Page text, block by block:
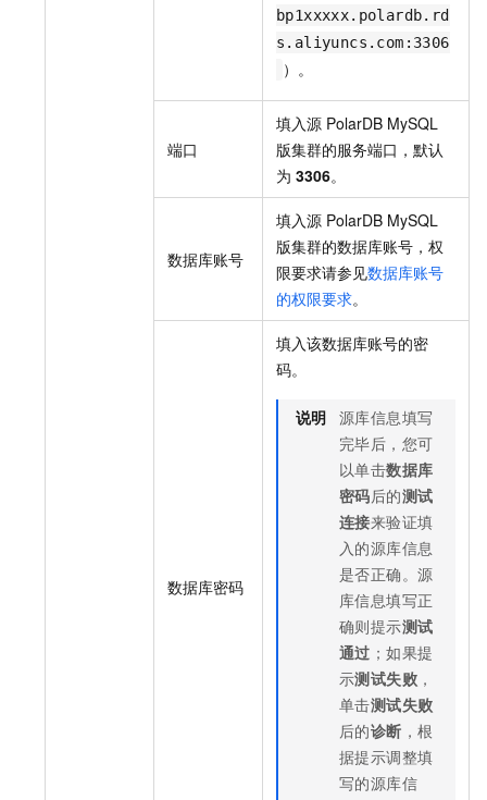
bp1xxxxx.polardb.rd
s.aliyuncs.com:3306
）。
端口
填入源 PolarDB MySQL
版集群的服务端口，默认
为 3306。
数据库账号
填入源 PolarDB MySQL
版集群的数据库账号，权
限要求请参见数据库账号
的权限要求。
数据库密码
填入该数据库账号的密
码。
说明 源库信息填写
完毕后，您可
以单击数据库
密码后的测试
连接来验证填
入的源库信息
是否正确。源
库信息填写正
确则提示测试
通过 ；如果提
示测试失败 ，
单击测试失败
后的诊断 ，根
据提示调整填
写的源库信